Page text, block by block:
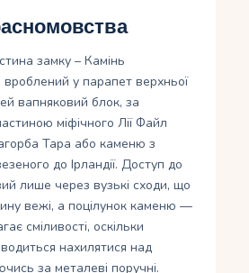
замку – Камінь
у парапет верхньої
вапняковий блок, за
міфічного Лії Файл
Тара або каменю з
до Ірландії. Доступ до
лише через вузькі сходи, що
вежі, а поцілунок каменю —
сміливості, оскільки
нахилятися над
за металеві поручні.